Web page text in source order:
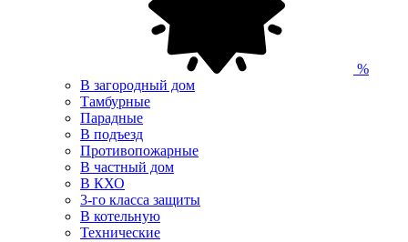
%
В загородный дом
Тамбурные
Парадные
В подъезд
Противопожарные
В частный дом
В КХО
3-го класса защиты
В котельную
Технические